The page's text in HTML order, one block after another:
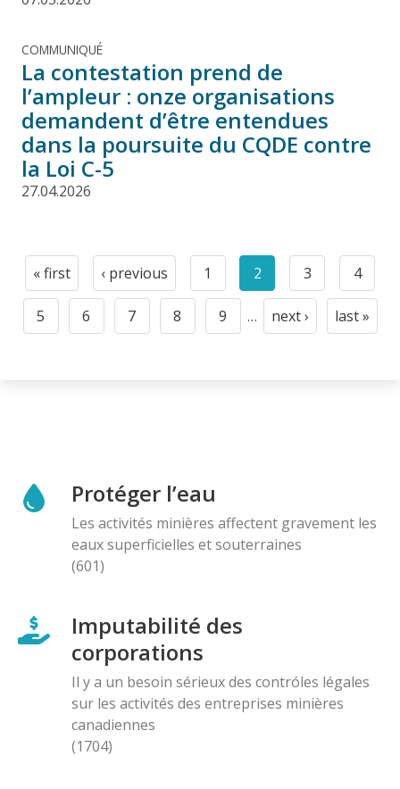
COMMUNIQUÉ
La contestation prend de
l’ampleur : onze organisations
demandent d’être entendues
dans la poursuite du CQDE contre
la Loi C-5
27.04.2026
Pagination
First
page
« first
Previous
page
‹ previous
Page
1
Current
page
2
Page
3
Page
4
Page
5
Page
6
Page
7
Page
8
Page
9 …
Next
next ›
Last
last »
Protéger l’eau
Les activités minières affectent gravement les
eaux superficielles et souterraines
(601)
Imputabilité des
corporations
Il y a un besoin sérieux des contróles légales
sur les activités des entreprises minières
canadiennes
(1704)